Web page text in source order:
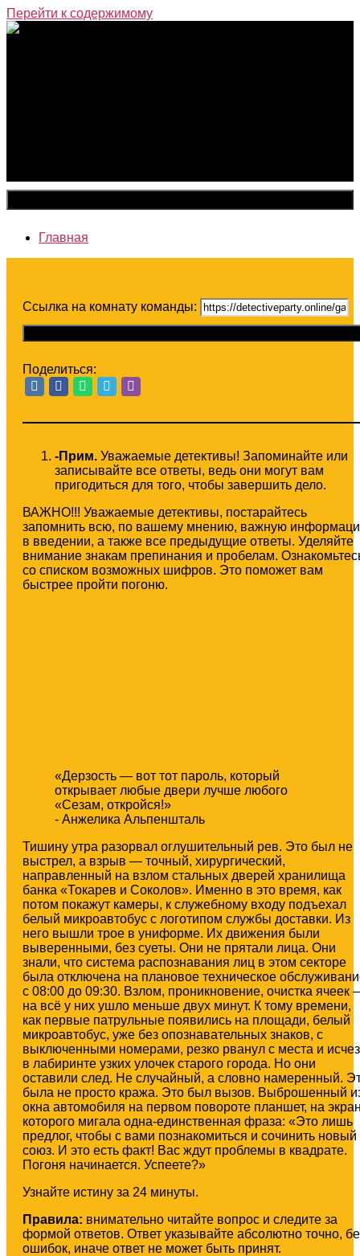
Перейти к содержимому
Главная
Ссылка на комнату команды:
Поделиться:
-Прим. Уважаемые детективы! Запоминайте или
записывайте все ответы, ведь они могут вам
пригодиться для того, чтобы завершить дело.
ВАЖНО!!! Уважаемые детективы, постарайтесь
запомнить всю, по вашему мнению, важную
в введении, а также все предыдущие ответы. Уделяйте
внимание знакам препинания и пробелам.
со списком возможных шифров. Это поможет вам
быстрее пройти погоню.
«Дерзость — вот тот пароль, который
открывает любые двери лучше любого
«Сезам, откройся!»
- Анжелика Альпеншталь
Тишину утра разорвал оглушительный рев. Это был не
выстрел, а взрыв — точный, хирургический,
направленный на взлом стальных дверей хранилища
банка «Токарев и Соколов». Именно в это время, как
потом покажут камеры, к служебному входу подъехал
белый микроавтобус с логотипом службы доставки. Из
него вышли трое в униформе. Их движения были
выверенными, без суеты. Они не прятали лица. Они
знали, что система распознавания лиц в этом секторе
была отключена на плановое техническое
с 08:00 до 09:30. Взлом, проникновение, очистка ячеек
на всё у них ушло меньше двух минут. К тому времени,
как первые патрульные появились на площади, белый
микроавтобус, уже без опознавательных знаков, с
выключенными номерами, резко рванул с места и исчез
в лабиринте узких улочек старого города. Но они
оставили след. Не случайный, а словно намеренный.
была не просто кража. Это был вызов. Выброшенный
окна автомобиля на первом повороте планшет, на
которого мигала одна-единственная фраза: «Это лишь
предлог, чтобы с вами познакомиться и сочинить новый
союз. И это есть факт! Вас ждут проблемы в квадрате.
Погоня начинается. Успеете?»
Узнайте истину за 24 минуты.
Правила: внимательно читайте вопрос и следите за
формой ответов. Ответ указывайте абсолютно точно,
ошибок, иначе ответ не может быть принят.